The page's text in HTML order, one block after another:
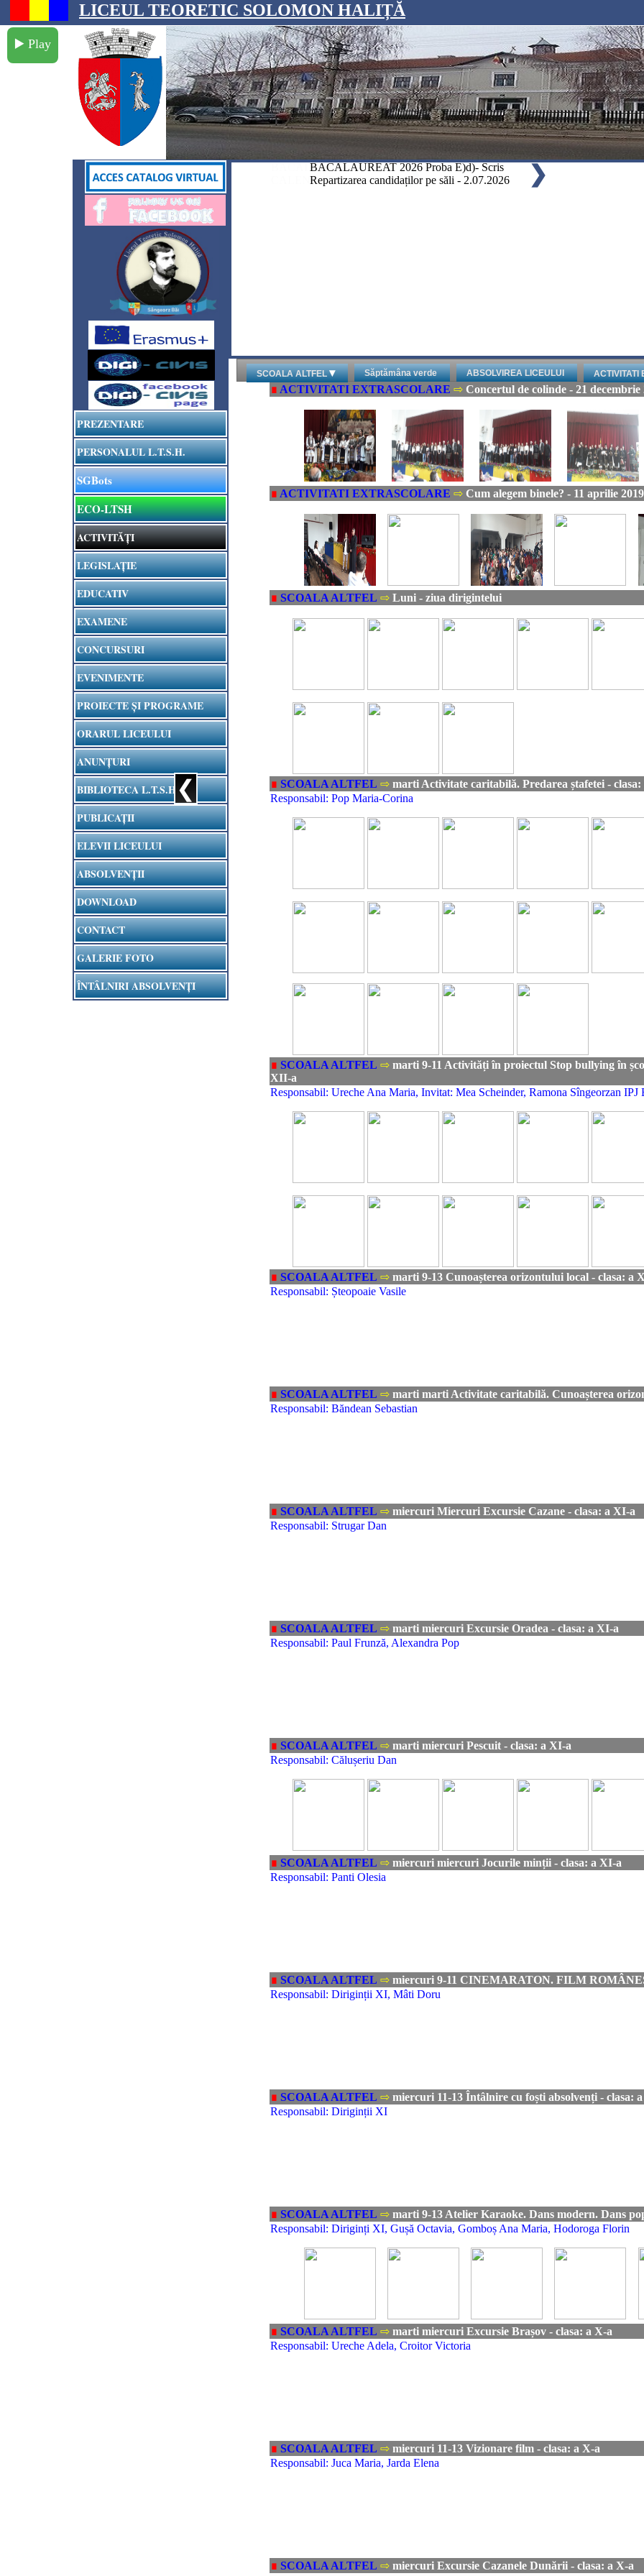
▶️ Play
LICEUL TEORETIC SOLOMON HALIȚĂ
❮
PREZENTARE
PERSONALUL L.T.S.H.
SGBots
ECO-LTSH
ACTIVITĂȚI
LEGISLAȚIE
EDUCATIV
EXAMENE
CONCURSURI
EVENIMENTE
PROIECTE ȘI PROGRAME
ORARUL LICEULUI
ANUNȚURI
BIBLIOTECA L.T.S.H.
PUBLICAȚII
ELEVII LICEULUI
ABSOLVENȚII
DOWNLOAD
CONTACT
GALERIE FOTO
ÎNTÂLNIRI ABSOLVENȚI
ADMITERE 2026 ❯
BACALAUREAT 2026
CALENDAR
❯
BACALAUREAT 2026 Proba E)d)- Scris
Repartizarea candidaților pe săli - 2.07.2026
❯
BACALAUREAT 2026
La sesiunea iunie-iulie 2026, data susținerii Probei obligatorie a
BACALAUREAT 2026 Proba E)c)- Scris
Repartizarea candidaților pe săli - 1.07.2026
SCOALA ALTFEL▾ Săptămâna verde ABSOLVIREA LICEULUI ACTIVITATI
∎ ACTIVITATI EXTRASCOLARE ⇨ Concertul de colinde - 21 decembrie
∎ ACTIVITATI EXTRASCOLARE ⇨ Cum alegem binele? - 11 aprilie 2019
∎ SCOALA ALTFEL ⇨ Luni - ziua dirigintelui
∎ SCOALA ALTFEL ⇨ marti Activitate caritabilă. Predarea ștafetei -
Responsabil: Pop Maria-Corina
∎ SCOALA ALTFEL ⇨ marti 9-11 Activități în proiectul Stop bullying în
XII-a
Responsabil: Ureche Ana Maria, Invitat: Mea Scheinder, Ramona Sîngeorzan IPJ
∎ SCOALA ALTFEL ⇨ marti 9-13 Cunoașterea orizontului local - clasa: a
Responsabil: Șteopoaie Vasile
∎ SCOALA ALTFEL ⇨ marti marti Activitate caritabilă. Cunoașterea
Responsabil: Băndean Sebastian
∎ SCOALA ALTFEL ⇨ miercuri Miercuri Excursie Cazane - clasa: a XI-a
Responsabil: Strugar Dan
∎ SCOALA ALTFEL ⇨ marti miercuri Excursie Oradea - clasa: a XI-a
Responsabil: Paul Frunză, Alexandra Pop
∎ SCOALA ALTFEL ⇨ marti miercuri Pescuit - clasa: a XI-a
Responsabil: Călușeriu Dan
∎ SCOALA ALTFEL ⇨ miercuri miercuri Jocurile minții - clasa: a XI-a
Responsabil: Panti Olesia
∎ SCOALA ALTFEL ⇨ miercuri 9-11 CINEMARATON. FILM
Responsabil: Diriginții XI, Mâti Doru
∎ SCOALA ALTFEL ⇨ miercuri 11-13 Întâlnire cu foști absolvenți - clasa:
Responsabil: Diriginții XI
∎ SCOALA ALTFEL ⇨ marti 9-13 Atelier Karaoke. Dans modern. Dans
Responsabil: Diriginți XI, Gușă Octavia, Gomboș Ana Maria, Hodoroga Florin
∎ SCOALA ALTFEL ⇨ marti miercuri Excursie Brașov - clasa: a X-a
Responsabil: Ureche Adela, Croitor Victoria
∎ SCOALA ALTFEL ⇨ miercuri 11-13 Vizionare film - clasa: a X-a
Responsabil: Juca Maria, Jarda Elena
∎ SCOALA ALTFEL ⇨ miercuri Excursie Cazanele Dunării - clasa: a X-a